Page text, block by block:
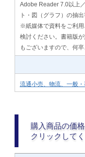
Adobe Reader 7.0以上
ト・図（グラフ）の抽
※紙媒体で資料をご利
検討ください。書籍版
もございますので、何卒
流通小売、物流、一般
購入商品の価
クリックしてく